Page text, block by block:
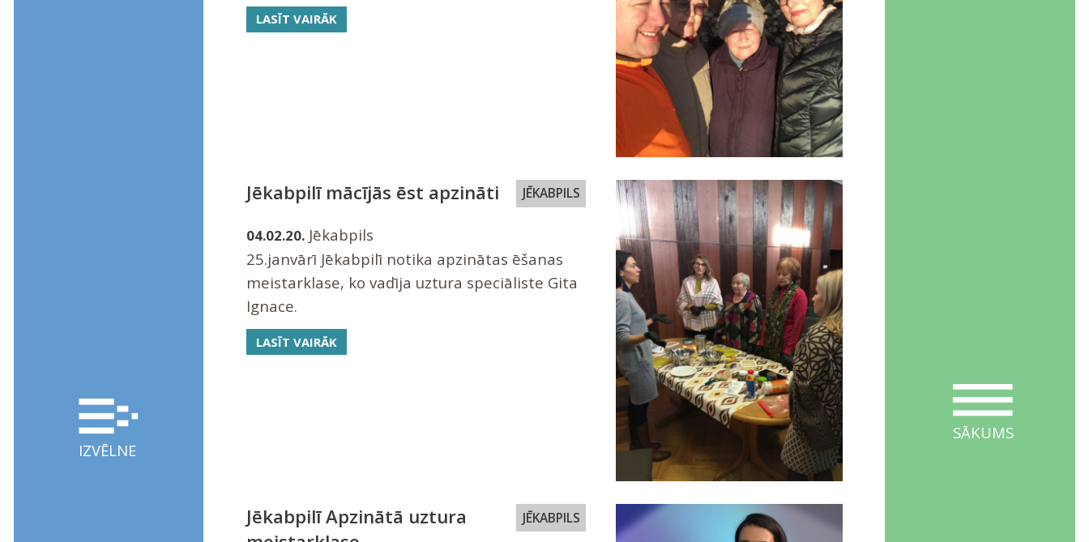
SĀKUMS
IZVĒLNE
LASĪT VAIRĀK
JĒKABPILS
Jēkabpilī mācījās ēst apzināti
04.02.20.Jēkabpils
25.janvārī Jēkabpilī notika apzinātas ēšanas
meistarklase, ko vadīja uztura speciāliste Gita
Ignace.
LASĪT VAIRĀK
JĒKABPILS
Jēkabpilī Apzinātā uztura